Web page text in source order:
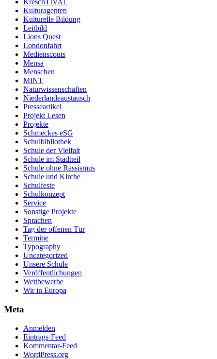
KreschTIVAL
Kulturagenten
Kulturelle Bildung
Leitbild
Lions Quest
Londonfahrt
Medienscouts
Mensa
Menschen
MINT
Naturwissenschaften
Niederlandeaustausch
Presseartikel
Projekt Lesen
Projekte
Schmeckes eSG
Schulbibliothek
Schule der Vielfalt
Schule im Stadtteil
Schule ohne Rassismus
Schule und Kirche
Schulfeste
Schulkonzept
Service
Sonstige Projekte
Sprachen
Tag der offenen Tür
Termine
Typography
Uncategorized
Unsere Schule
Veröffentlichungen
Wettbewerbe
Wir in Europa
Meta
Anmelden
Eintrags-Feed
Kommentar-Feed
WordPress.org